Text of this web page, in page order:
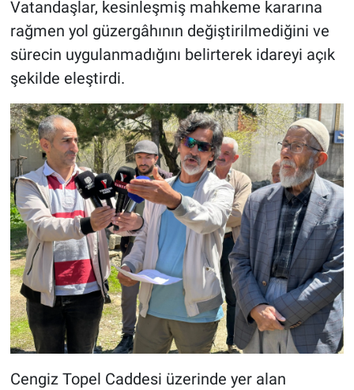
Vatandaşlar, kesinleşmiş mahkeme kararına
rağmen yol güzergâhının değiştirilmediğini ve
sürecin uygulanmadığını belirterek idareyi açık
şekilde eleştirdi.
Cengiz Topel Caddesi üzerinde yer alan